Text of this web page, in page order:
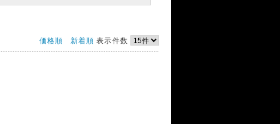
価格順 新着順 表示件数